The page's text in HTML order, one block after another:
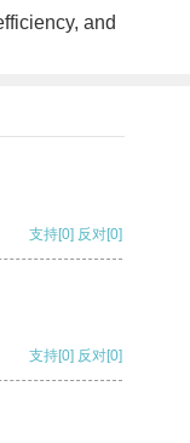
and
支持[0] 反对[0]
支持[0] 反对[0]